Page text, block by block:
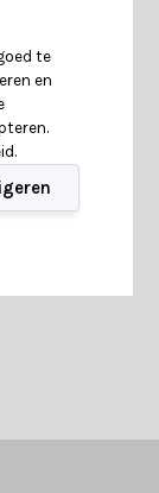
te
en